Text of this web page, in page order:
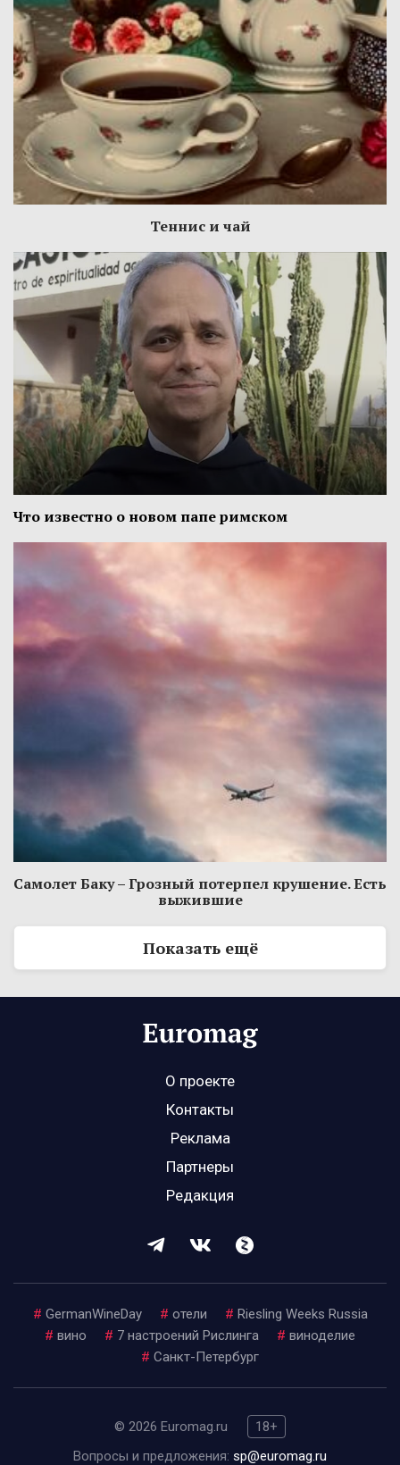
Теннис и чай
Что известно о новом папе римском
Самолет Баку – Грозный потерпел крушение. Есть
выжившие
Показать ещё
О проекте
Контакты
Реклама
Партнеры
Редакция
# GermanWineDay # отели # Riesling Weeks Russia
# вино # 7 настроений Рислинга # виноделие
# Санкт-Петербург
© 2026 Euromag.ru
18+
Вопросы и предложения: sp@euromag.ru